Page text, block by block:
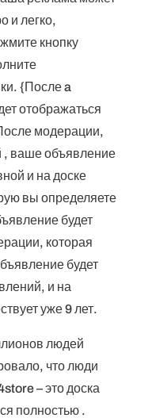
и легко,
кнопку
{После a
отображаться
модерации,
, ваше объявление
и на доске
вы определяете
будет
которая
будет
и на
уже 9 лет.
людей
что люди
– это доска
полностью .